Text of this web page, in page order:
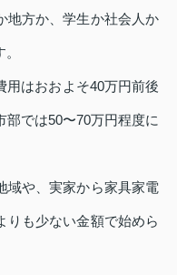
地方か、学生か社会人か
用はおおよそ40万円前後
では50〜70万円程度に
域や、実家から家具家電
りも少ない金額で始めら